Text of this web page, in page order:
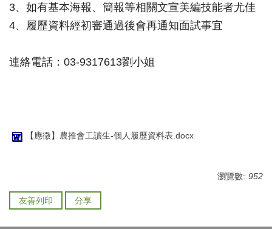
3、如有基本海報、簡報等相關文宣美編技能者尤佳
4、履歷資料經初審通過後會再通知面試事宜
連絡電話：03-93​17​613劉小姐
【應徵】農推會工讀生-個人履歷資料表.docx
瀏覽數: 952
友善列印 分享